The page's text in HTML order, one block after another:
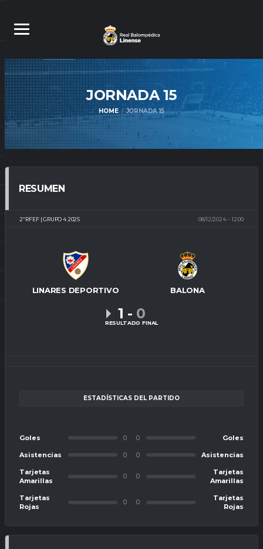
JORNADA15
HOME JORNADA 15
RESUMEN
2ª RFEF | GRUPO 4 2025 08/12/2024 12:00
LINARES DEPORTIVO BALONA
1 - 0
RESULTADO FINAL
ESTADÍSTICAS DEL PARTIDO
Goles 0
Asistencias 0
Tarjetas
Amarillas
0
Tarjetas
Rojas
0
0 Goles
0 Asistencias
0
Tarjetas
Amarillas
0
Tarjetas
Rojas